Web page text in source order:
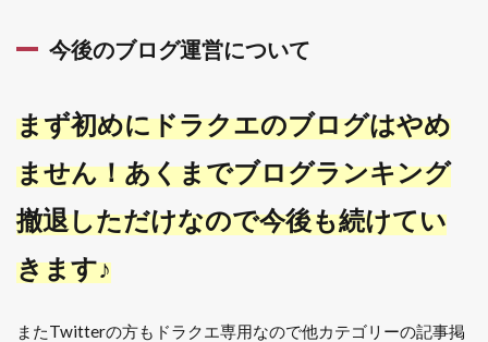
今後のブログ運営について
まず初めにドラクエのブログはやめ
ません！あくまでブログランキング
撤退しただけなので今後も続けてい
きます♪
またTwitterの方もドラクエ専用なので他カテゴリーの記事掲